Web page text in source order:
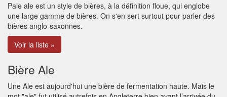
Pale ale est un style de bières, à la définition floue, qui englobe
une large gamme de bières. On s'en sert surtout pour parler des
bières anglo-saxonnes.
Voir la liste »
Bière Ale
Une Ale est aujourd'hui une bière de fermentation haute. Mais le